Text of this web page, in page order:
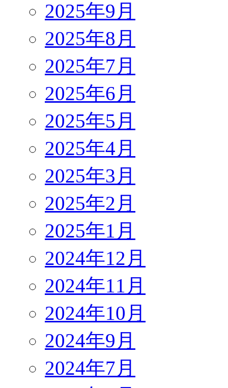
2025年9月
2025年8月
2025年7月
2025年6月
2025年5月
2025年4月
2025年3月
2025年2月
2025年1月
2024年12月
2024年11月
2024年10月
2024年9月
2024年7月